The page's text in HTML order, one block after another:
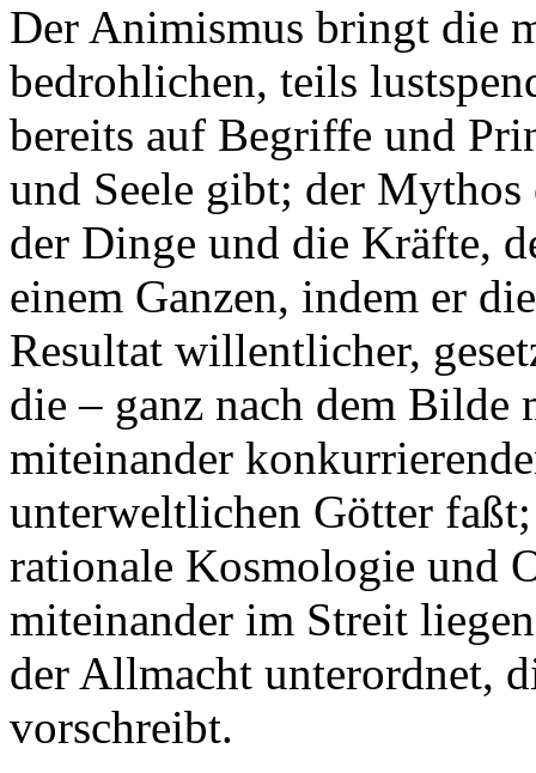
Der Animismus bringt die
bedrohlichen, teils
bereits auf Begriffe und
und Seele gibt; der
der Dinge und die Kräfte,
einem Ganzen, indem er
Resultat willentlicher,
die – ganz nach dem Bilde
miteinander
unterweltlichen Götter
rationale Kosmologie und
miteinander im Streit
der Allmacht unterordnet,
vorschreibt.